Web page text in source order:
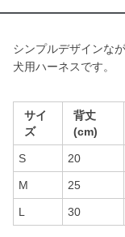
シンプルデザインな
犬用ハーネスです。
サイ
ズ
背丈
(cm)
S 20
M 25
L 30